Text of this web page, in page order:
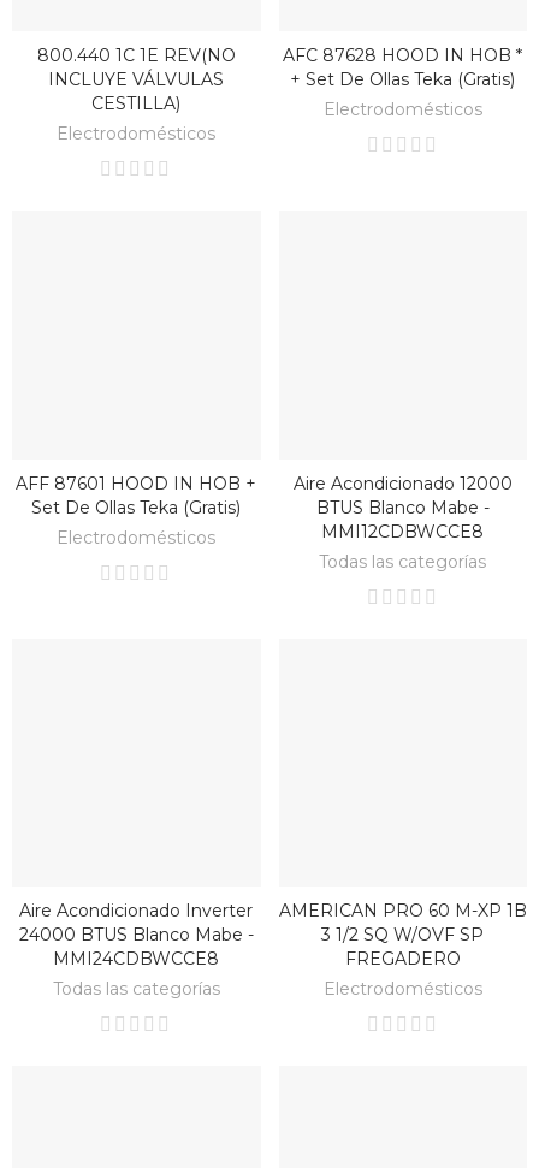
BAJO PEDIDO
800.440 1C 1E REV(NO
INCLUYE VÁLVULAS
CESTILLA)
Electrodomésticos
BAJO PEDIDO
AFC 87628 HOOD IN HOB *
+ Set De Ollas Teka (Gratis)
Electrodomésticos
BAJO PEDIDO
AFF 87601 HOOD IN HOB +
Set De Ollas Teka (Gratis)
Electrodomésticos
BAJO PEDIDO
Aire Acondicionado 12000
BTUS Blanco Mabe -
MMI12CDBWCCE8
Todas las categorías
BAJO PEDIDO
Aire Acondicionado Inverter
24000 BTUS Blanco Mabe -
MMI24CDBWCCE8
Todas las categorías
BAJO PEDIDO
AMERICAN PRO 60 M-XP 1B
3 1/2 SQ W/OVF SP
FREGADERO
Electrodomésticos